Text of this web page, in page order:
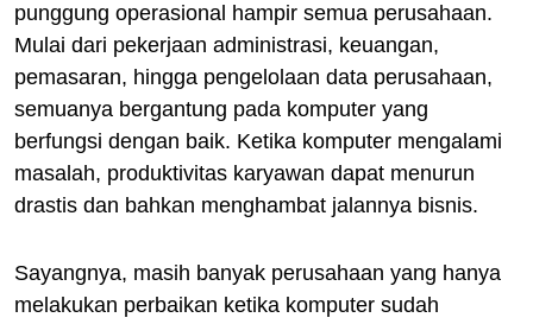
punggung operasional hampir semua perusahaan.
Mulai dari pekerjaan administrasi, keuangan,
pemasaran, hingga pengelolaan data perusahaan,
semuanya bergantung pada komputer yang
berfungsi dengan baik. Ketika komputer mengalami
masalah, produktivitas karyawan dapat menurun
drastis dan bahkan menghambat jalannya bisnis.
Sayangnya, masih banyak perusahaan yang hanya
melakukan perbaikan ketika komputer sudah